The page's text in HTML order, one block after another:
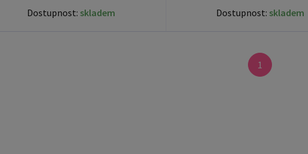
Dostupnost: skladem Dostupnost: skladem
1